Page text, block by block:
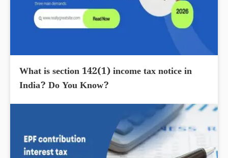
What is section 142(1) income tax notice in
India? Do You Know?